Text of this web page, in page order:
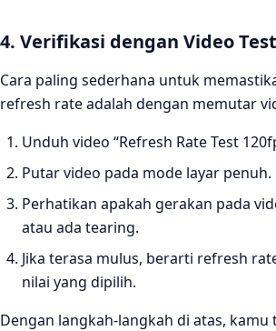
4. Verifikasi dengan Video Test
Cara paling sederhana untuk
refresh rate adalah dengan memutar
Unduh video “Refresh Rate Test
Putar video pada mode layar penuh.
Perhatikan apakah gerakan pada
atau ada tearing.
Jika terasa mulus, berarti refresh
nilai yang dipilih.
Dengan langkah-langkah di atas, kamu